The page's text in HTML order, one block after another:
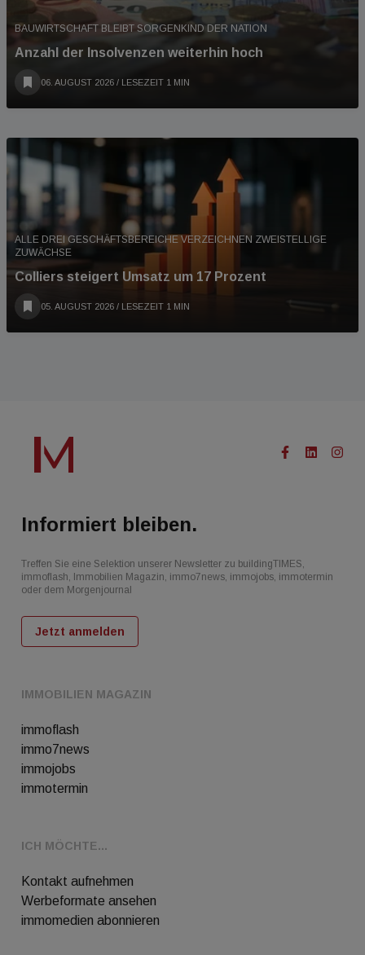
BAUWIRTSCHAFT BLEIBT SORGENKIND DER NATION
Anzahl der Insolvenzen weiterhin hoch
06. AUGUST 2026 / LESEZEIT 1 MIN
ALLE DREI GESCHÄFTSBEREICHE VERZEICHNEN ZWEISTELLIGE
ZUWÄCHSE
Colliers steigert Umsatz um 17 Prozent
05. AUGUST 2026 / LESEZEIT 1 MIN
IMMOBILIEN MAGAZIN
immoflash
immo7news
immojobs
immotermin
ICH MÖCHTE...
Kontakt aufnehmen
Werbeformate ansehen
immomedien abonnieren
Informiert bleiben.
Treffen Sie eine Selektion unserer Newsletter zu buildingTIMES,
immoflash, Immobilien Magazin, immo7news, immojobs, immotermin
oder dem Morgenjournal
Jetzt anmelden